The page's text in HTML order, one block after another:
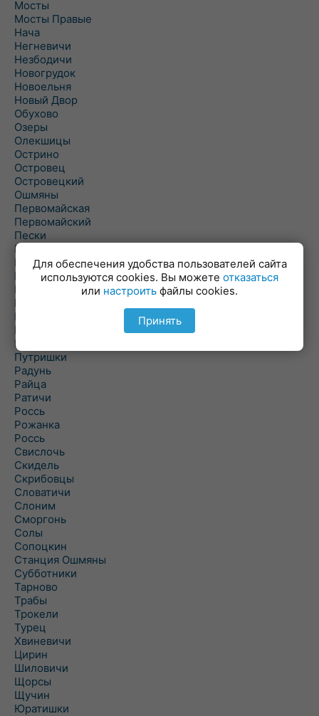
Мосты
Мосты Правые
Нача
Негневичи
Незбодичи
Новогрудок
Новоельня
Новый Двор
Обухово
Озеры
Олекшицы
Острино
Островец
Островецкий
Ошмяны
Первомайская
Первомайский
Пески
Петревичи
Погородно
Пограничный
Подлабенье
Подольцы
Подороск
Поречье
Порозово
Путришки
Радунь
Райца
Ратичи
Роcсь
Рожанка
Россь
Свислочь
Скидель
Скрибовцы
Словатичи
Слоним
Сморгонь
Солы
Сопоцкин
Станция Ошмяны
Субботники
Тарново
Трабы
Трокели
Турец
Хвиневичи
Цирин
Шиловичи
Щорсы
Щучин
Юратишки
Для обеспечения удобства пользователей сайта
используются cookies. Вы можете отказаться
или настроить файлы cookies.
Принять